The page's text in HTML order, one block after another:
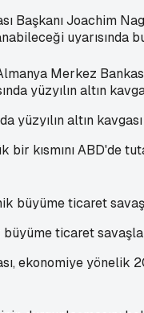
Başkanı Joachim
uyarısında
Merkez
yüzyılın altın kavgası
bir kısmını ABD'de
ticaret
ekonomiye yönelik